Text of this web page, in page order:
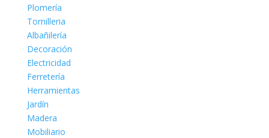
Plomería
Tornilleria
Albañilería
Decoración
Electricidad
Ferretería
Herramientas
Jardín
Madera
Mobiliario